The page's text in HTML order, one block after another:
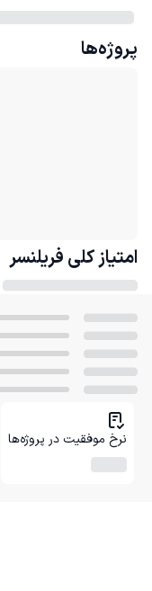
پروژه‌ها
امتیاز کلی فریلنسر
نرخ موفقیت در پروژه‌ها